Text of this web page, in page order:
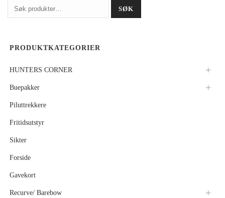
Søk
etter:
SØK
PRODUKTKATEGORIER
HUNTERS CORNER
Buepakker
Piluttrekkere
Fritidsutstyr
Sikter
Forside
Gavekort
Recurve/ Barebow